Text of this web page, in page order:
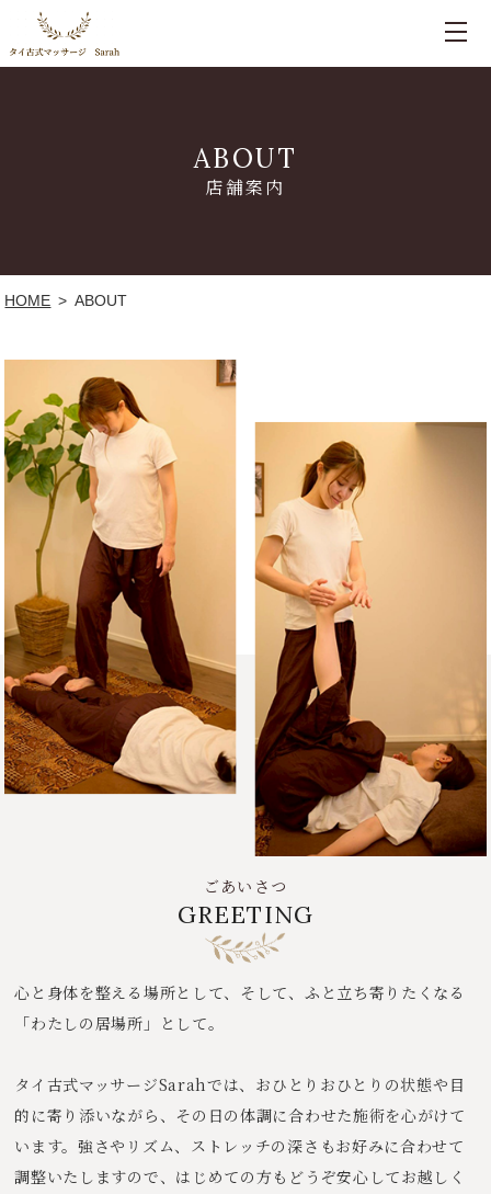
ABOUT
店舗案内
HOME ABOUT
ごあいさつ
GREETING
心と身体を整える場所として、 そして、ふと立ち寄りたくなる
「わたしの居場所」として。
タイ古式マッサージSarahでは、おひとりおひとりの状態や目
的に寄り添いながら、その日の体調に合わせた施術を心がけて
います。強さやリズム、ストレッチの深さもお好みに合わせて
調整いたしますので、はじめての方もどうぞ安心してお越しく